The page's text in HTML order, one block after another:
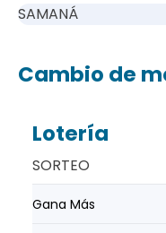
SAMANÁ
Cambio de
Lotería
SORTEO
Gana Más